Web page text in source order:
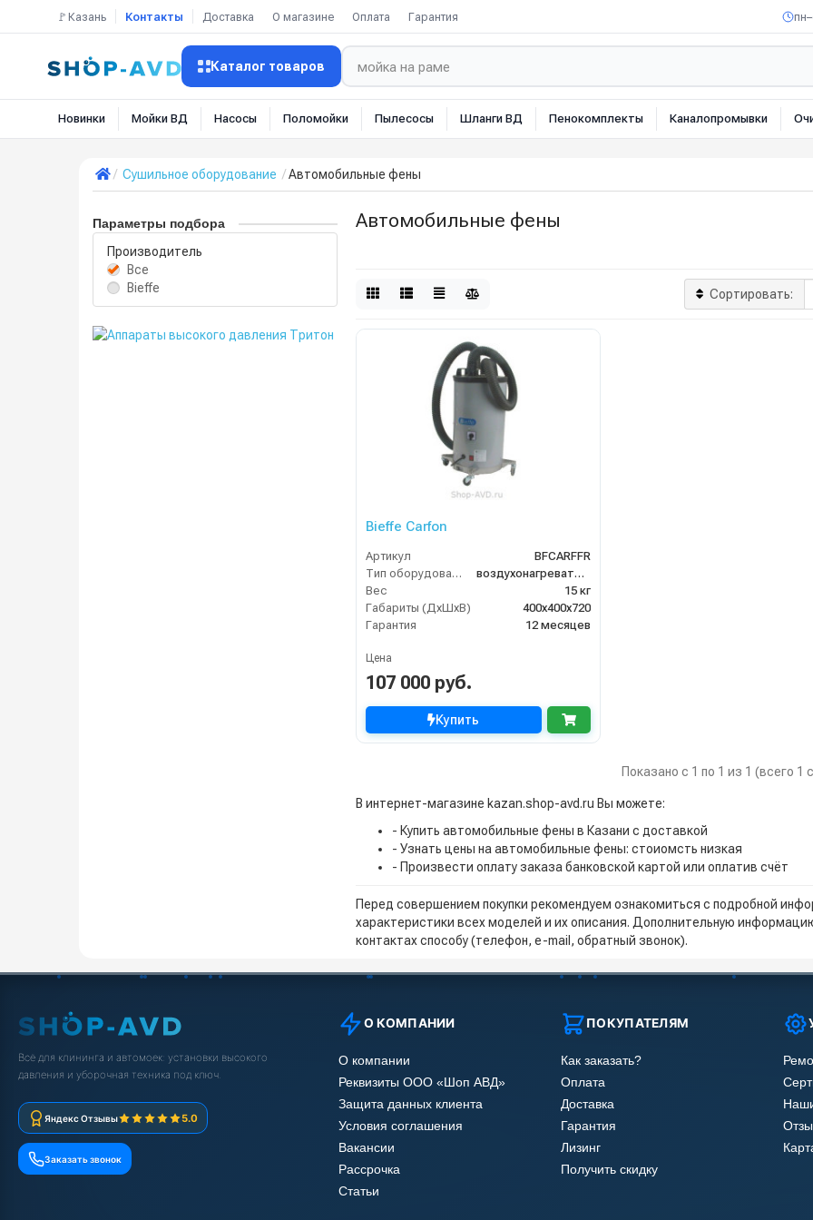
🚩Казань Контакты Доставка О магазине Оплата Гарантия
Каталог товаров
Новинки Мойки ВД Насосы Поломойки Пылесосы Шланги ВД Пенокомплекты Каналопромывки
Сушильное оборудование Автомобильные фены
Параметры подбора
Производитель
Все
Bieffe
Автомобильные фены
Сортировать:
Bieffe Carfon
Артикул
BFCARFFR
Тип оборудования
воздухонагреватель
Вес
15 кг
Габариты (ДхШхВ)
400х400х720
Гарантия
12 месяцев
Цена
107 000 руб.
Купить
Показано с 1 по 1 из 1 (всего 1
В интернет-магазине kazan.shop-avd.ru Вы можете:
- Купить автомобильные фены в Казани с доставкой
- Узнать цены на автомобильные фены: стоиомсть низкая
- Произвести оплату заказа банковской картой или оплатив счёт
Перед совершением покупки рекомендуем ознакомиться с подробной
характеристики всех моделей и их описания. Дополнительную
контактах способу (телефон, e-mail, обратный звонок).
Всё для клининга и автомоек: установки высокого
давления и уборочная техника под ключ.
Яндекс Отзывы 5.0
Заказать звонок
О КОМПАНИИ
О компании
Реквизиты ООО «Шоп АВД»
Защита данных клиента
Условия соглашения
Вакансии
Рассрочка
Статьи
ПОКУПАТЕЛЯМ
Как заказать?
Оплата
Доставка
Гарантия
Лизинг
Получить скидку